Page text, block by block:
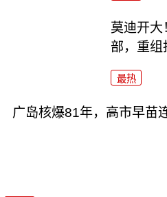
莫迪开
部，重组
最热
广岛核爆81年，高市早苗